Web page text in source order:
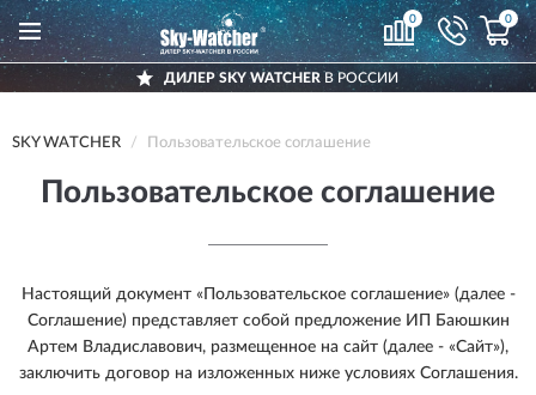
0 0
SKY WATCHERВ РОССИИ
SKY WATCHER Пользовательское соглашение
Пользовательское соглашение
Настоящий документ «Пользовательское соглашение» (далее -
Соглашение) представляет собой предложение ИП Баюшкин
Артем Владиславович, размещенное на сайт (далее - «Сайт»),
заключить договор на изложенных ниже условиях Соглашения.